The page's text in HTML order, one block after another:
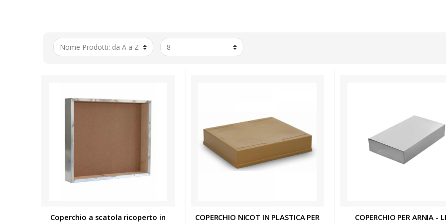
Coperchio a scatola ricoperto in COPERCHIO NICOT IN PLASTICA PER COPERCHIO PER ARNIA -